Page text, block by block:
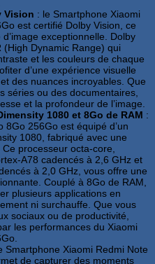
Vision : le Smartphone Xiaomi
est certifié Dolby Vision, ce
exceptionnelle. Dolby
Dynamic Range) qui
et les couleurs de chaque
d’une expérience visuelle
des nuances incroyables. Que
séries ou des documentaires,
et la profondeur de l’image.
1080 et 8Go de RAM :
8Go 256Go est équipé d’un
1080, fabriqué avec une
processeur octa-core,
A78 cadencés à 2,6 GHz et
à 2,0 GHz, vous offre une
Couplé à 8Go de RAM,
plusieurs applications en
ni surchauffe. Que vous
sociaux ou de productivité,
les performances du Xiaomi
Smartphone Xiaomi Redmi Note
de capturer des moments